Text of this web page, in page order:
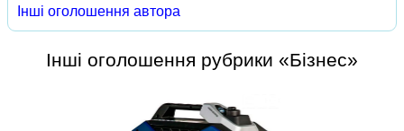
Інші оголошення автора
Інші оголошення рубрики «Бізнес»